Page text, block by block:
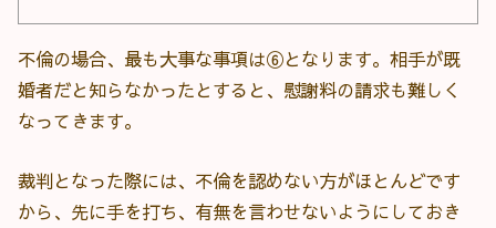
不倫の場合、最も大事な事項は⑥となります。相手が既
婚者だと知らなかったとすると、慰謝料の請求も難しく
なってきます。
裁判となった際には、不倫を認めない方がほとんどです
から、先に手を打ち、有無を言わせないようにしておき